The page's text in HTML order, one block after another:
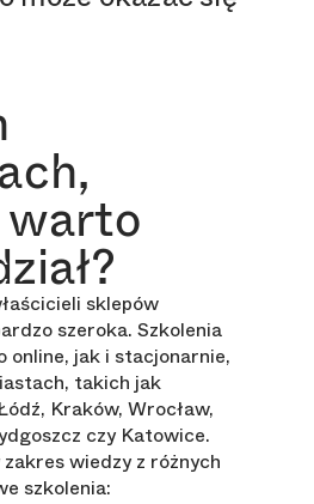
warto
sklepów
szeroka. Szkolenia
online, jak i stacjonarnie,
takich jak
Kraków, Wrocław,
czy Katowice.
wiedzy z różnych
szkolenia: